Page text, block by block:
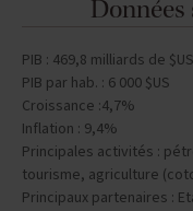
PIB : 469,8 milliards de $US
PIB par hab. : 6 000 $US
Croissance :4,7%
Inflation : 9,4%
Principales activités :
tourisme, agriculture
Principaux partenaires :